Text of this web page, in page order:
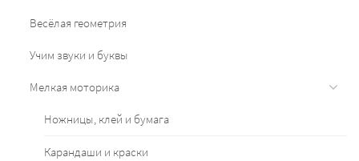
Весёлая геометрия
Учим звуки и буквы
Мелкая моторика
Ножницы, клей и бумага
Карандаши и краски